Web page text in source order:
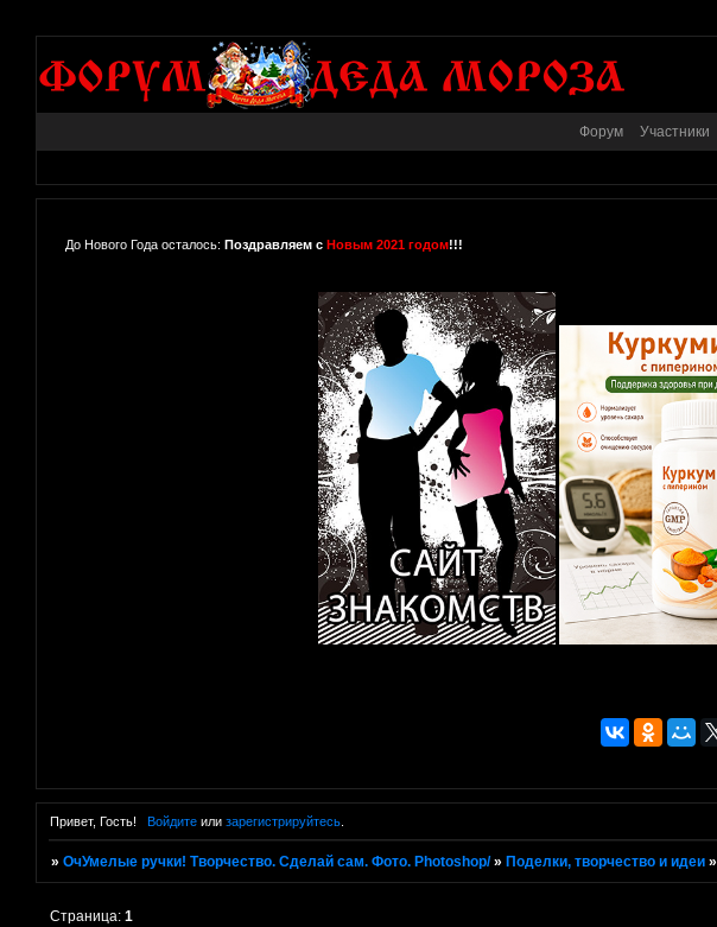
Форум Участники
До Нового Года осталось: Поздравляем с Новым 2021 годом!!!
Привет, Гость! Войдитеили зарегистрируйтесь.
»ОчУмелые ручки! Творчество. Сделай сам. Фото. Photoshop/ » Поделки, творчество и идеи »
Страница:1